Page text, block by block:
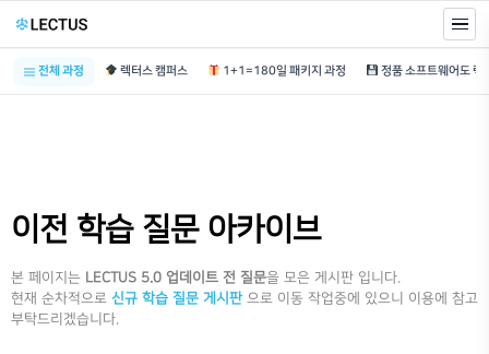
전체 과정 렉터스 캠퍼스 1+1=180일 패키지 과정
이전 학습 질문 아카이브
본 페이지는 LECTUS 5.0 업데이트 전 질문을 모은 게시판 입니다.
현재 순차적으로 신규 학습 질문 게시판 으로 이동 작업중에 있으니 이용에 참고
부탁드리겠습니다.